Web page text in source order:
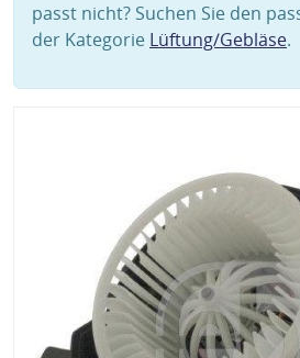
passt nicht? Suchen Sie den
der Kategorie Lüftung/Gebläse.